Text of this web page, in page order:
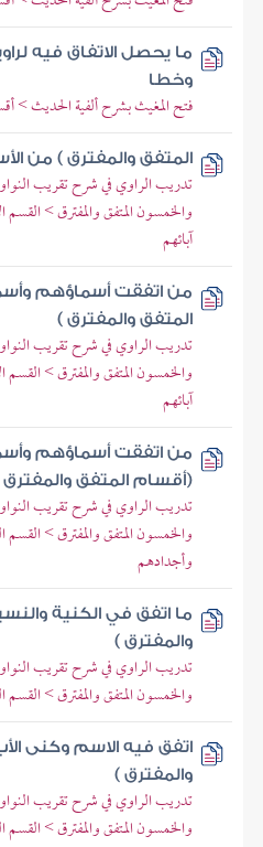
ما يحصل الاتفاق فيه
وخطا
فتح المغيث بشرح ألفية الحديث >
المتفق والمفترق ) من
تدريب الراوي في شرح تقريب
والخمسون المتفق والمفترق >
آبائهم
من اتفقت أسماؤهم
المتفق والمفترق )
تدريب الراوي في شرح تقريب
والخمسون المتفق والمفترق >
آبائهم
من اتفقت أسماؤهم
(أقسام المتفق والمفترق
تدريب الراوي في شرح تقريب
والخمسون المتفق والمفترق > القسم
وأجدادهم
ما اتفق في الكنية
والمفترق )
تدريب الراوي في شرح تقريب
والخمسون المتفق والمفترق > القسم
اتفق فيه الاسم وكنى
والمفترق )
تدريب الراوي في شرح تقريب
والخمسون المتفق والمفترق >